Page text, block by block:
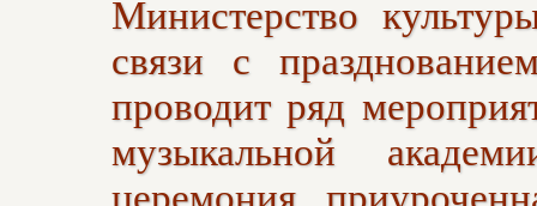
Министерство
связи с
проводит ряд
музыкальной